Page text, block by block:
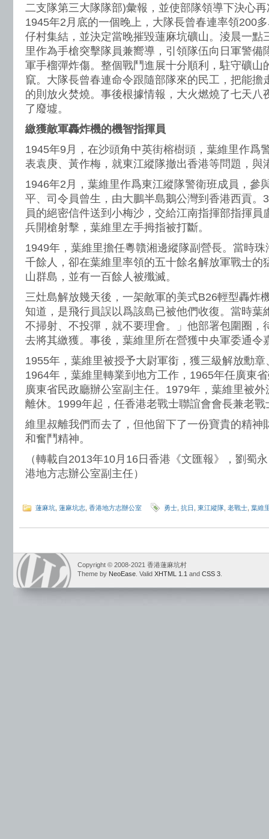
二支隊第三大隊隊部)彙報，並使部隊領導下決心
1945年2月底的一個晚上，大隊長曾春連率領200
仔村集結，並決定當晚摧毀蓮麻坑礦山。淩晨一點
里作為手槍突擊隊員兼嚮導，引領隊伍向日軍警備
軍手榴彈炸傷。整個戰鬥進展十分順利，駐守礦山
竄。大隊長曾春連命令跟隨部隊來的民工，把能擔
的則放火焚燒。事後根據情報，大火燃燒了七天八
了廢墟。
繳獲敵軍轟炸機的機智指揮員
1945年9月，在沙頭角中英街榕樹頭，葉維里作爲
表袁庚、黃作梅，就東江縱隊撤出香港等問題，與
1946年2月，葉維里作爲東江縱隊警衛班成員，參
平、司令員曾生，由大鵬半島鵝公灣到香港西貢。
員的絕密信件送到小梅沙，交給江南指揮部指揮員
兵開槍射擊，葉維里左手拇指被打斷。
1949年，葉維里擔任粵贛湘邊縱隊副營長。當時
千餘人，卻在葉維里率領的五十餘名解放軍戰士的
山群島，並有一百餘人被殲滅。
三灶島解放幾天後，一架敵軍的美式B26輕型轟炸
知道，是飛行員誤以爲該島已被他們收復。當時葉
不掃射、不投彈，就不要理會。」他部署包圍圈，
去將其繳獲。事後，葉維里所在營獲中央軍委通令
1955年，葉維里被授予大尉軍銜，獲三級解放勳
1964年，葉維里轉業到地方工作，1965年任廣東
廣東省民政廳辦公室副主任。1979年，葉維里被
離休。1999年起，任香港老戰士聯誼會會長兼老戰
維里叔離我們而去了，但他留下了一份寶貴的精神
和奮鬥精神。
（轉載自2013年10月16日香港《文匯報》，劉蜀
港地方志辦公室副主任）
蓮麻坑 蓮麻坑志 香港地方志辦公室 勇士 抗日 東江縱隊 老戰士 葉維
Copyright © 2008-2021 香港蓮麻坑村
Theme by NeoEase . Valid XHTML 1.1 and CSS 3